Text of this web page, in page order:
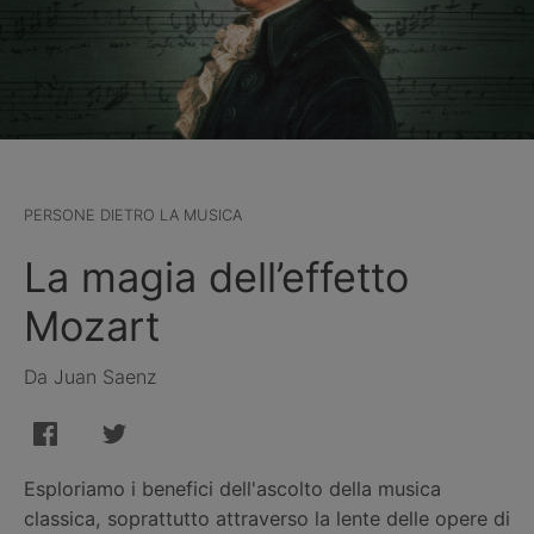
PERSONE DIETRO LA MUSICA
La magia dell’effetto
Mozart
Da Juan Saenz
Esploriamo i benefici dell'ascolto della musica
classica, soprattutto attraverso la lente delle opere di